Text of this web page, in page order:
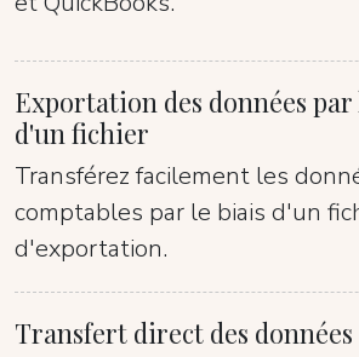
Exportation des données par
d'un fichier
Transférez facilement les
comptables par le biais d'un
d'exportation.
Transfert direct des données